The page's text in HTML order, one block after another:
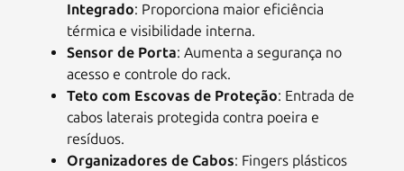
Integrado: Proporciona maior eficiência
térmica e visibilidade interna.
Sensor de Porta: Aumenta a segurança no
acesso e controle do rack.
Teto com Escovas de Proteção: Entrada de
cabos laterais protegida contra poeira e
resíduos.
Organizadores de Cabos: Fingers plásticos